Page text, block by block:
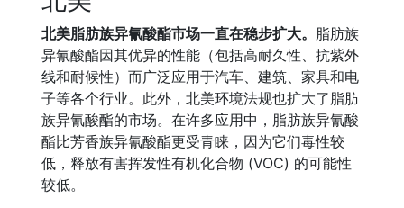
北美脂肪族异氰酸酯市场一直在稳步扩大。 脂肪族
异氰酸酯因其优异的性能（包括高耐久性、抗紫外
线和耐候性）而广泛应用于汽车、建筑、家具和电
子等各个行业。此外，北美环境法规也扩大了脂肪
族异氰酸酯的市场。在许多应用中，脂肪族异氰酸
酯比芳香族异氰酸酯更受青睐，因为它们毒性较
低，释放有害挥发性有机化合物 (VOC) 的可能性
较低。